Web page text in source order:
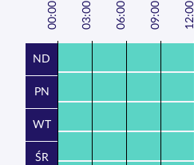
ND
PN
WT
ŚR
00:00 0
3:00
0
6:00
0
9:00 12:00